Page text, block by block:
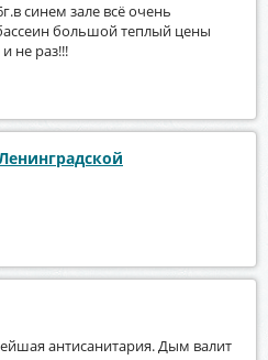
синем зале всё очень
большой теплый цены
не раз!!!
антисанитария. Дым валит